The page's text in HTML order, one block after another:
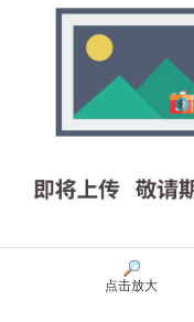
点击放大